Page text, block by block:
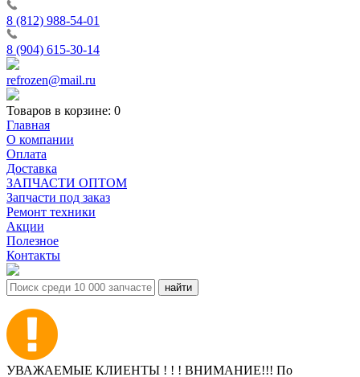
8 (812) 988-54-01
8 (904) 615-30-14
refrozen@mail.ru
Товаров в корзине: 0
Главная
О компании
Оплата
Доставка
ЗАПЧАСТИ ОПТОМ
Запчасти под заказ
Ремонт техники
Акции
Полезное
Контакты
УВАЖАЕМЫЕ КЛИЕНТЫ ! ! ! ВНИМАНИЕ!!! По